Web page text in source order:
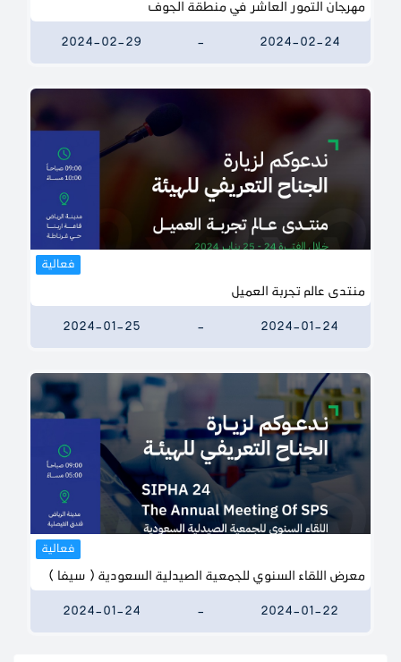
مهرجان التمور العاشر في منطقة الجوف
2024-02-24
-
2024-02-29
فعالية
منتدى عالم تجربة العميل
2024-01-24
-
2024-01-25
فعالية
معرض اللقاء السنوي للجمعية الصيدلية السعودية ( سيفا )
2024-01-22
-
2024-01-24